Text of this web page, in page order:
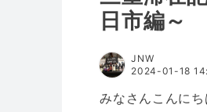
日市編～
JNW
2024-01-18
みなさんこんに